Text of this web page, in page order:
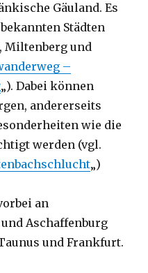
Gäuland. Es
Städten
Miltenberg und
–
„). Dabei können
andererseits
wie die
werden (vgl.
„)
an
Aschaffenburg
und Frankfurt.